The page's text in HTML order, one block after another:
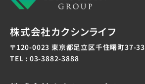
株式会社カクシンライフ
〒120-0023 東京都足立区千住曙町37-33
TEL : 03-3882-3888